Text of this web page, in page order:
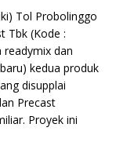
Tol Probolinggo
Tbk (Kode :
readymix dan
kedua produk
disupplai
Precast
Proyek ini